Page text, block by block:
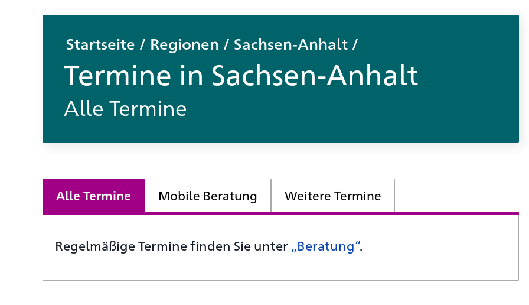
Startseite / Regionen / Sachsen-Anhalt /
Termine in Sachsen-Anhalt
Alle Termine
Alle Termine Mobile Beratung Weitere Termine
Regelmäßige Termine finden Sie unter „Beratung“.